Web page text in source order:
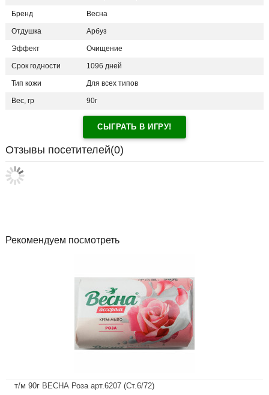
Бренд Весна
Отдушка Арбуз
Эффект Очищение
Срок годности 1096 дней
Тип кожи Для всех типов
Вес, гр 90г
СЫГРАТЬ В ИГРУ!
Отзывы посетителей(0)
Рекомендуем посмотреть
т/м 90г ВЕСНА Роза арт.6207 (Ст.6/72)